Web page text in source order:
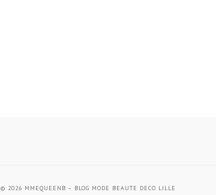
© 2026 MMEQUEENB – BLOG MODE BEAUTE DECO LILLE